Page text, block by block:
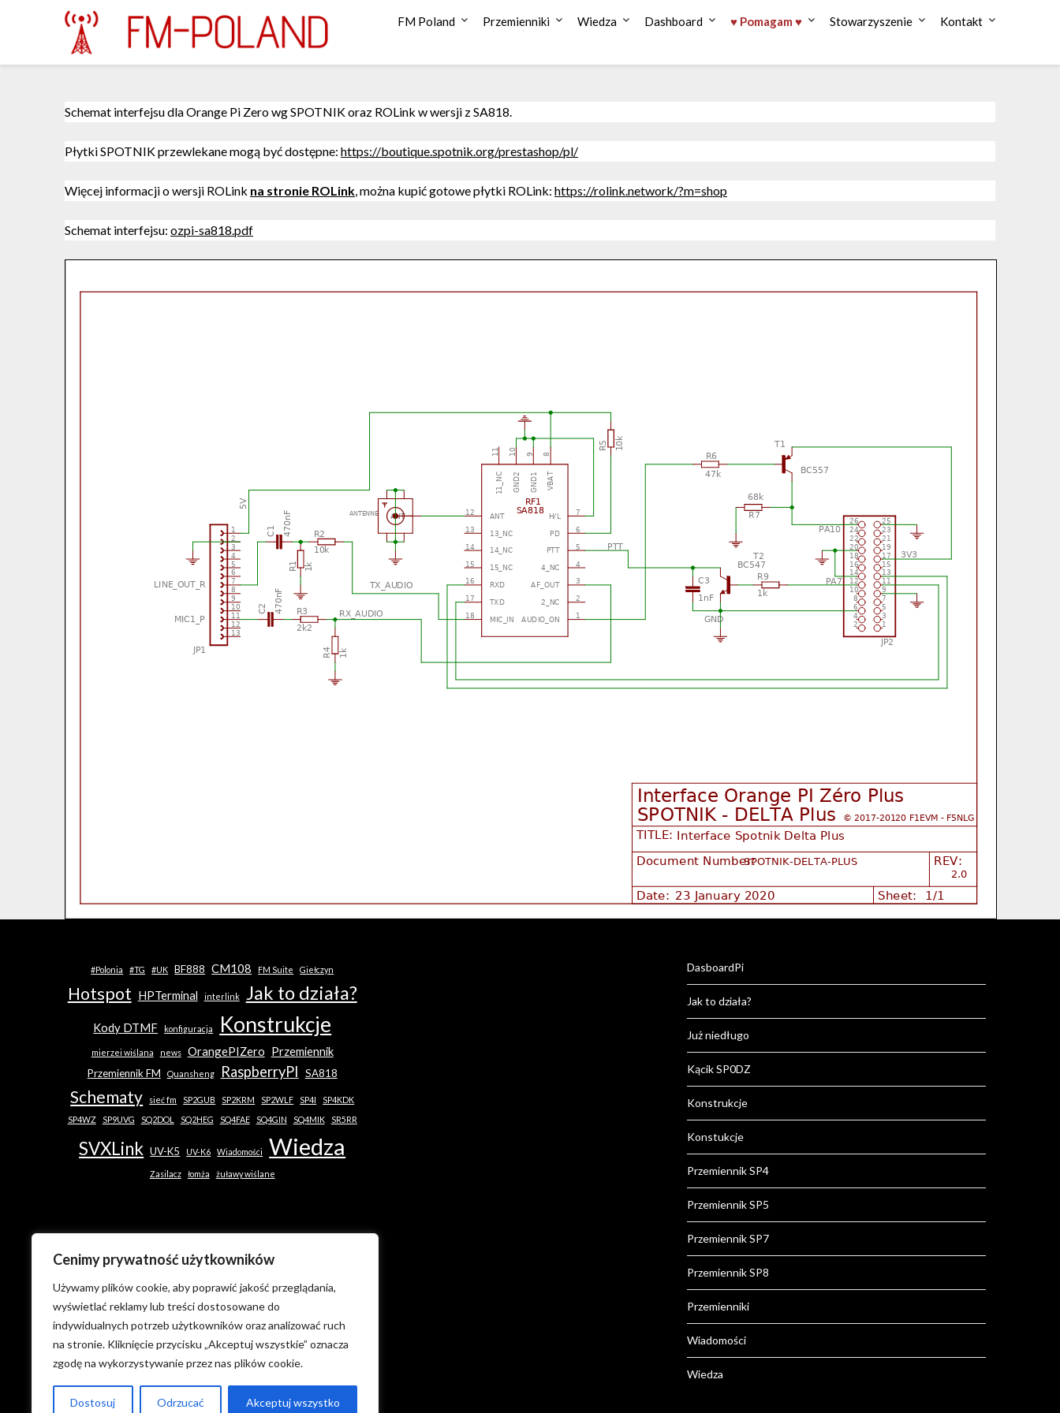
Cenimy prywatność użytkowników
Używamy plików cookie, aby poprawić jakość przeglądania,
wyświetlać reklamy lub treści dostosowane do
indywidualnych potrzeb użytkowników oraz analizować ruch
na stronie. Kliknięcie przycisku „Akceptuj wszystkie” oznacza
zgodę na wykorzystywanie przez nas plików cookie.
Dostosuj Odrzucać Akceptuj wszystko
FM Poland Przemienniki Wiedza Dashboard ♥ Pomagam ♥ Stowarzyszenie Kontakt
Schemat interfejsu dla Orange Pi Zero wg SPOTNIK oraz ROLink w wersji z SA818.
Płytki SPOTNIK przewlekane mogą być dostępne: https://boutique.spotnik.org/prestashop/pl/
Więcej informacji o wersji ROLink na stronie ROLink, można kupić gotowe płytki ROLink: https://rolink.network/?m=shop
Schemat interfejsu: ozpi-sa818.pdf
#Polonia #TG #UK BF888 CM108 FM Suite Giełczyn
Hotspot HPTerminal interlink Jak to działa?
Kody DTMF konfiguracja Konstrukcje
mierzei wiślana news OrangePIZero Przemiennik
Przemiennik FM Quansheng RaspberryPI SA818
Schematy sieć fm SP2GUB SP2KRM SP2WLF SP4I
SP4KDK
SP4WZ
SP9UVG SQ2DOL SQ2HEG SQ4FAE SQ4GIN SQ4MIK SR5RR
SVXLink UV-K5 UV-K6 Wiadomości Wiedza
Zasilacz łomża żuławy wiślane
DasboardPi
Jak to działa?
Już niedługo
Kącik SP0DZ
Konstrukcje
Konstukcje
Przemiennik SP4
Przemiennik SP5
Przemiennik SP7
Przemiennik SP8
Przemienniki
Wiadomości
Wiedza